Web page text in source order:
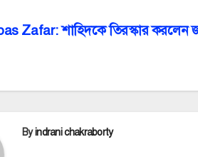
Zafar: শাহিদকে তিরস্কার করলেন
Byindrani chakraborty